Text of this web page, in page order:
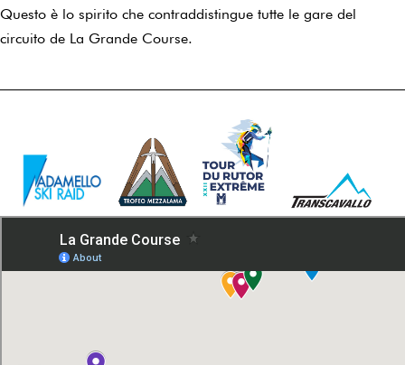
Questo è lo spirito che contraddistingue tutte le gare del
circuito de La Grande Course.